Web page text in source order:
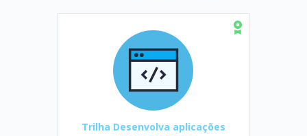
Trilha Desenvolva aplicações